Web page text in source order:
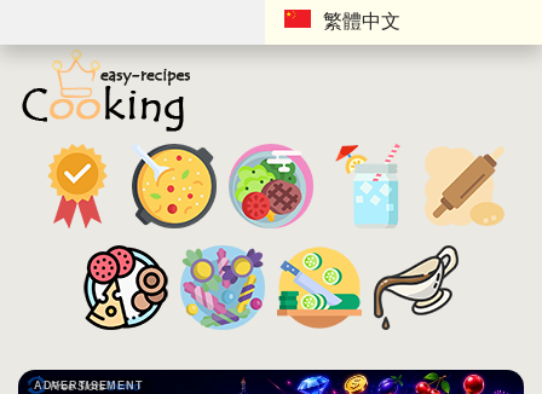
繁體中文
ADVERTISEMENT